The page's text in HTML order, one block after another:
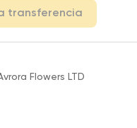
transferencia
Flowers LTD